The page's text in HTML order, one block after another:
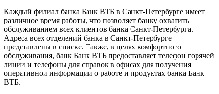
Каждый филиал банка Банк ВТБ в Санкт-Петербурге имеет
различное время работы, что позволяет банку охватить
обслуживанием всех клиентов банка Санкт-Петербурга.
Адреса всех отделений банка в Санкт-Петербурге
представлены в списке. Также, в целях комфортного
обслуживания, банк Банк ВТБ предоставляет телефон горячей
линии и телефоны для справок в офисах для получения
оперативной информации о работе и продуктах банка Банк
ВТБ.